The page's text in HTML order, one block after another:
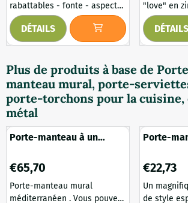
rabattables - fonte - aspect
cuivre Cet élégant porte-
manteau est parfait pour tous
ceux qui recherchent une
élégante pour égayer leur
entrée ou leur chambre.
Fabriqué en fonte durable et
doté d'une belle finition
cuivrée, ce porte-manteau ne
manquera pas d'attirer
DÉTAILS
"love" en
design en
les photos
la salle de
serviettes. Le porte-manteau
a un
simple à
DÉTAILS
Plus de produits à base de
manteau mural, porte-
porte-torchons pour la cuisine,
métal
Porte-manteau à un
Prix: 65,70
€65,70
Porte-manteau mural
méditerranéen . Vous pouvez
Porte-
Prix: 22,73
€22,73
Un magnifique
de style espagnol , conçu